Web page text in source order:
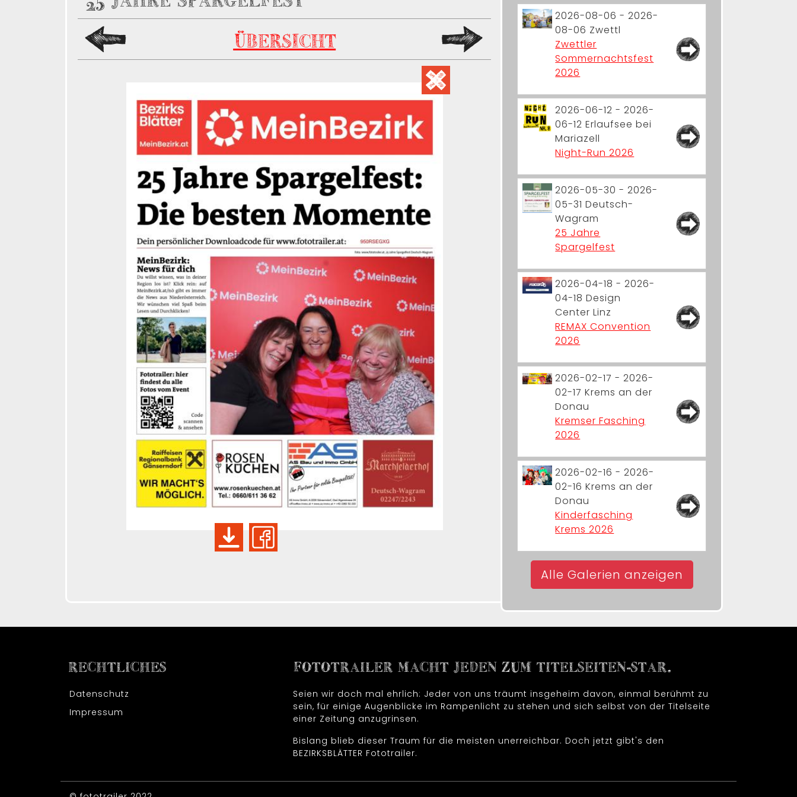
ÜBERSICHT
2026-08-06 - 2026-
08-06 Zwettl
Zwettler
Sommernachtsfest
2026
2026-06-12 - 2026-
06-12 Erlaufsee bei
Mariazell
Night-Run 2026
2026-05-30 - 2026-
05-31 Deutsch-
Wagram
25 Jahre
Spargelfest
2026-04-18 - 2026-
04-18 Design
Center Linz
REMAX Convention
2026
2026-02-17 - 2026-
02-17 Krems an der
Donau
Kremser Fasching
2026
2026-02-16 - 2026-
02-16 Krems an der
Donau
Kinderfasching
Krems 2026
Alle Galerien anzeigen
RECHTLICHES
Datenschutz
Impressum
FOTOTRAILER MACHT JEDEN ZUM TITELSEITEN-STAR.
Seien wir doch mal ehrlich: Jeder von uns träumt insgeheim davon, einmal berühmt zu
sein, für einige Augenblicke im Rampenlicht zu stehen und sich selbst von der Titelseite
einer Zeitung anzugrinsen.
Bislang blieb dieser Traum für die meisten unerreichbar. Doch jetzt gibt's den
BEZIRKSBLÄTTER Fototrailer.